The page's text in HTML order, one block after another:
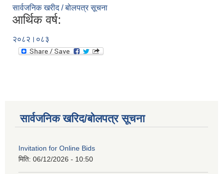
सार्वजनिक खरीद / बोलपत्र सूचना
आर्थिक वर्ष:
२०८२।०८३
सार्वजनिक खरिद/बोलपत्र सूचना
Invitation for Online Bids
मिति: 06/12/2026 - 10:50